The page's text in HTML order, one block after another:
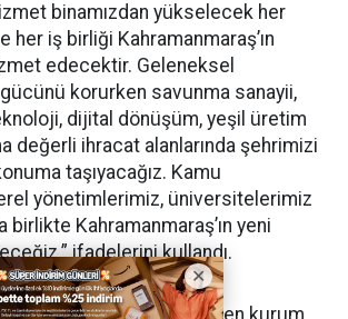
binamızdan yükselecek her
her iş birliği Kahramanmaraş’ın
edecektir. Geleneksel
korurken savunma sanayii,
dijital dönüşüm, yeşil üretim
değerli ihracat alanlarında şehrimizi
taşıyacağız. Kamu
yönetimlerimiz, üniversitelerimiz
birlikte Kahramanmaraş’ın yeni
ifadelerini kullandı.